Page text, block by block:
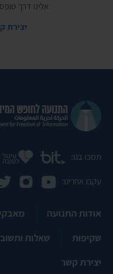
אלינו דרך
יצירת
תמכו בנו:
עקבו אחרינו:
אודות התנועה
שקיפות
שאלות
יצירת קשר